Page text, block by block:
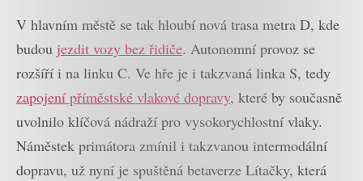
V hlavním městě se tak hloubí nová trasa metra D, kde
budou jezdit vozy bez řidiče. Autonomní provoz se
rozšíří i na linku C. Ve hře je i takzvaná linka S, tedy
zapojení příměstské vlakové dopravy, které by současně
uvolnilo klíčová nádraží pro vysokorychlostní vlaky.
Náměstek primátora zmínil i takzvanou intermodální
dopravu, už nyní je spuštěná betaverze Lítačky, která